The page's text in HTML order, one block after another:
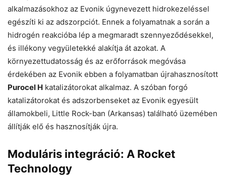
alkalmazásokhoz az Evonik úgynevezett hidrokezeléssel
egészíti ki az adszorpciót. Ennek a folyamatnak a során a
hidrogén reakcióba lép a megmaradt szennyeződésekkel,
és illékony vegyületekké alakítja át azokat. A
környezettudatosság és az erőforrások megóvása
érdekében az Evonik ebben a folyamatban újrahasznosított
Purocel H katalizátorokat alkalmaz. A szóban forgó
katalizátorokat és adszorbenseket az Evonik egyesült
államokbeli, Little Rock-ban (Arkansas) található üzemében
állítják elő és hasznosítják újra.
Moduláris integráció: A Rocket
Technology